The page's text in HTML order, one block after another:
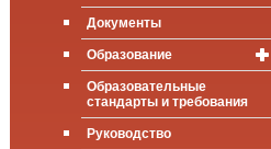
Документы
Образование
Информация о
реализуемых
образовательных
программах
Образовательные
стандарты и требования
Руководство